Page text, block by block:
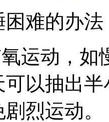
难的办法
动，如
以抽出
烈运动。